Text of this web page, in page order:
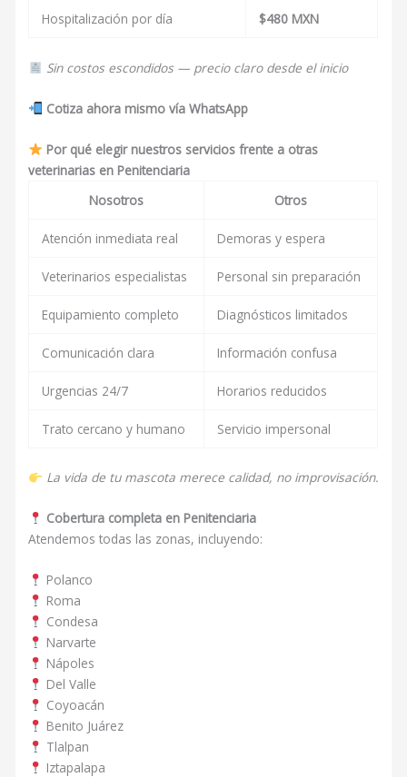
Hospitalización por día $480 MXN
Sin costos escondidos — precio claro desde el inicio
Cotiza ahora mismo vía WhatsApp
Por qué elegir nuestros servicios frente a otras
veterinarias en Penitenciaria
Nosotros
Otros
Atención inmediata real Demoras y espera
Veterinarios especialistas Personal sin preparación
Equipamiento completo Diagnósticos limitados
Comunicación clara Información confusa
Urgencias 24/7 Horarios reducidos
Trato cercano y humano Servicio impersonal
La vida de tu mascota merece calidad, no improvisación.
Cobertura completa en Penitenciaria
Atendemos todas las zonas, incluyendo:
Polanco
Roma
Condesa
Narvarte
Nápoles
Del Valle
Coyoacán
Benito Juárez
Tlalpan
Iztapalapa